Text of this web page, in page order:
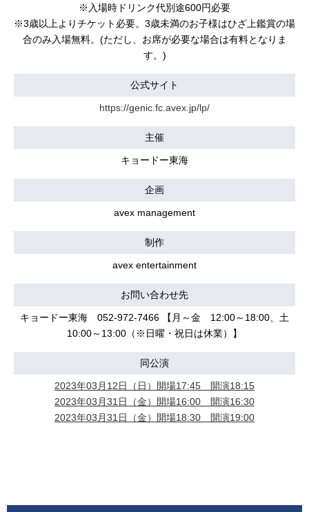
※入場時ドリンク代別途600円必要
※3歳以上よりチケット必要。3歳未満のお子様はひざ上鑑賞の場
合のみ入場無料。(ただし、お席が必要な場合は有料となりま
す。)
公式サイト
https://genic.fc.avex.jp/lp/
主催
キョードー東海
企画
avex management
制作
avex entertainment
お問い合わせ先
キョードー東海 052-972-7466 【月～金 12:00～18:00、土
10:00～13:00（※日曜・祝日は休業）】
同公演
2023年03月12日（日）開場17:45 開演18:15
2023年03月31日（金）開場16:00 開演16:30
2023年03月31日（金）開場18:30 開演19:00